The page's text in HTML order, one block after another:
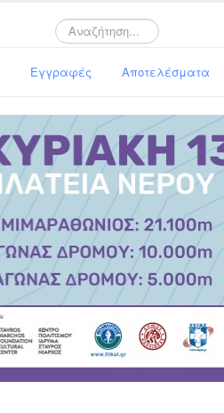
Search
Εγγραφές Αποτελέσματα